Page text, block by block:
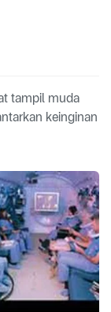
tampil muda
keinginan